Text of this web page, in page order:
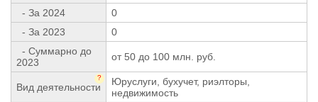
- За 2024
0
- За 2023
0
- Суммарно до
2023
от 50 до 100 млн. руб.
Вид деятельности
?
Юруслуги, бухучет, риэлторы,
недвижимость